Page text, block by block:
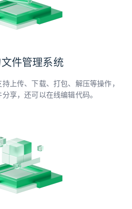
件管理系统
上传、下载、打包、解压等操作，
享，还可以在线编辑代码。